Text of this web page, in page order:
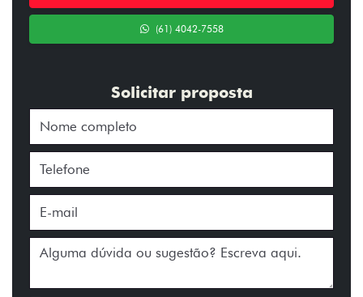
(61) 4042-7558
Solicitar proposta